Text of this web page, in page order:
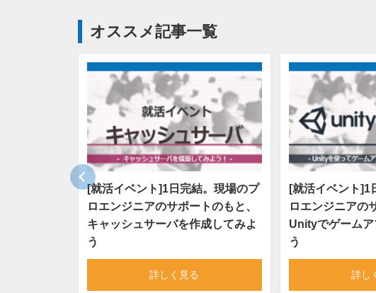
オススメ記事一覧
[就活イベント]1日完結。現場のプ
ロエンジニアのサポートのもと、
キャッシュサーバを作成してみよ
う
詳しく見る
[就活イベント]1
ロエンジニアの
Unityでゲームア
う
詳し